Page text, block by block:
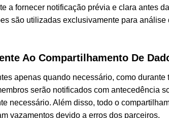
a fornecer notificação prévia e clara antes
são utilizadas exclusivamente para
Ao Compartilhamento De
apenas quando necessário, como
serão notificados com antecedência
necessário. Além disso, todo o
vazamentos devido a erros dos parceiros.